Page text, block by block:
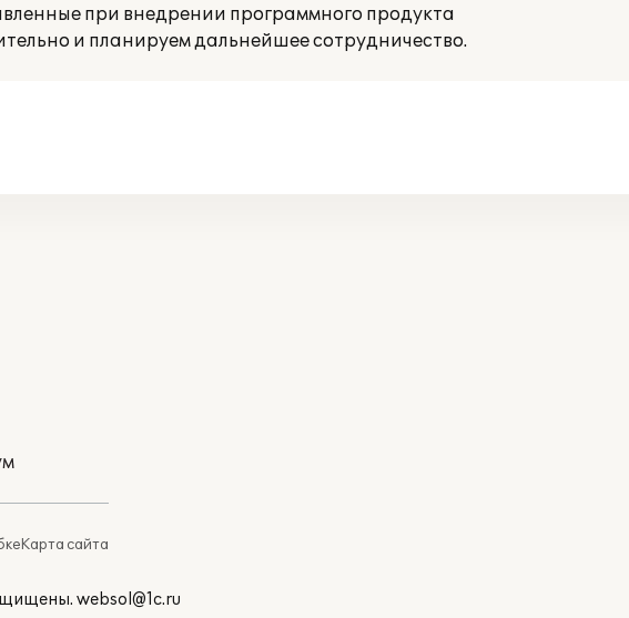
при внедрении программного продукта
и планируем дальнейшее сотрудничество.
Карта сайта
websol@1c.ru